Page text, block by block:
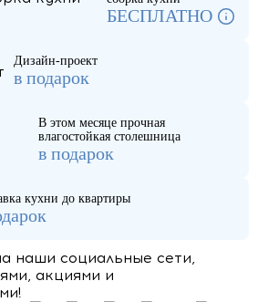
БЕСПЛАТНО
Дизайн-проект
в подарок
В этом месяце прочная
влагостойкая столешница
в подарок
кухни до квартиры
наши социальные сети,
акциями и